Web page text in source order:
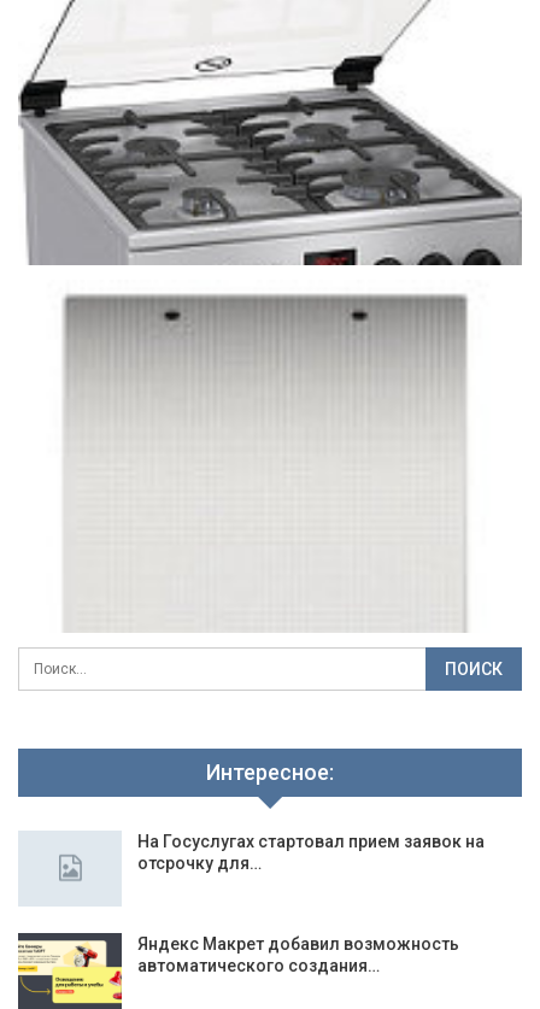
Интересное:
На Госуслугах стартовал прием заявок на
отсрочку для…
Яндекс Макрет добавил возможность
автоматического создания…